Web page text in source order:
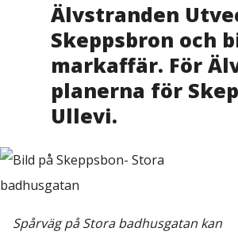
Älvstranden
Skeppsbron och
markaffär. För
planerna för
Ullevi.
Spårväg på Stora badhusgatan kan